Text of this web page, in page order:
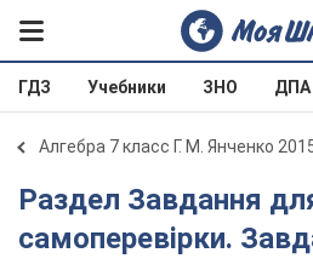
ГДЗ Учебники ЗНО ДПА
Алгебра 7 класс Г. М. Янченко
Раздел Завдання для
самоперевiрки.